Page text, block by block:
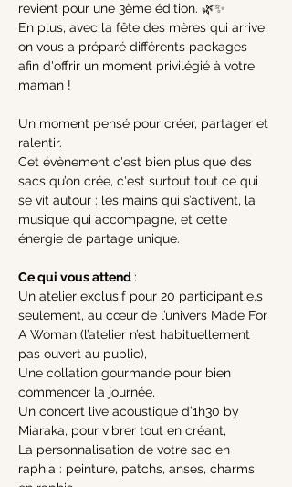
revient pour une 3ème édition. 🌿✨
En plus, avec la fête des mères qui arrive,
on vous a préparé différents packages
afin d'offrir un moment privilégié à votre
maman !
Un moment pensé pour créer, partager et
ralentir.
Cet évènement c'est bien plus que des
sacs qu’on crée, c'est surtout tout ce qui
se vit autour : les mains qui s’activent, la
musique qui accompagne, et cette
énergie de partage unique.
Ce qui vous attend :
Un atelier exclusif pour 20 participant.e.s
seulement, au cœur de l’univers Made For
A Woman (l’atelier n’est habituellement
pas ouvert au public),
Une collation gourmande pour bien
commencer la journée,
Un concert live acoustique d’1h30 by
Miaraka, pour vibrer tout en créant,
La personnalisation de votre sac en
raphia : peinture, patchs, anses, charms